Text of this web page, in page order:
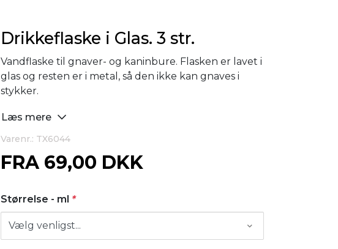
Drikkeflaske i Glas. 3 str.
Vandflaske til gnaver- og kaninbure. Flasken er lavet i
glas og resten er i metal, så den ikke kan gnaves i
stykker.
Læs mere
Varenr.: TX6044
FRA 69,00 DKK
Størrelse - ml *